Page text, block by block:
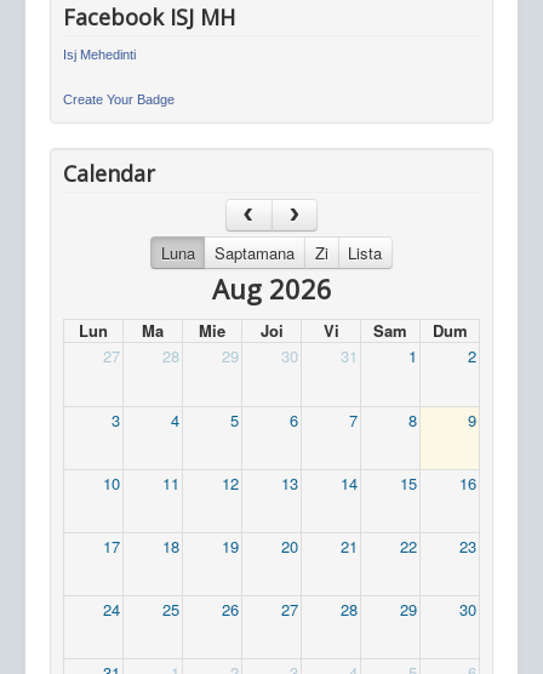
Facebook ISJ MH
Isj Mehedinti
Create Your Badge
Calendar
Luna Saptamana Zi Lista
Aug 2026
Lun Ma Mie Joi Vi Sam
Dum
27
28 29 30 31 1 2
3 4 5 6 7 8 9
10 11 12 13 14 15 16
17 18 19 20 21 22 23
24 25 26 27 28 29 30